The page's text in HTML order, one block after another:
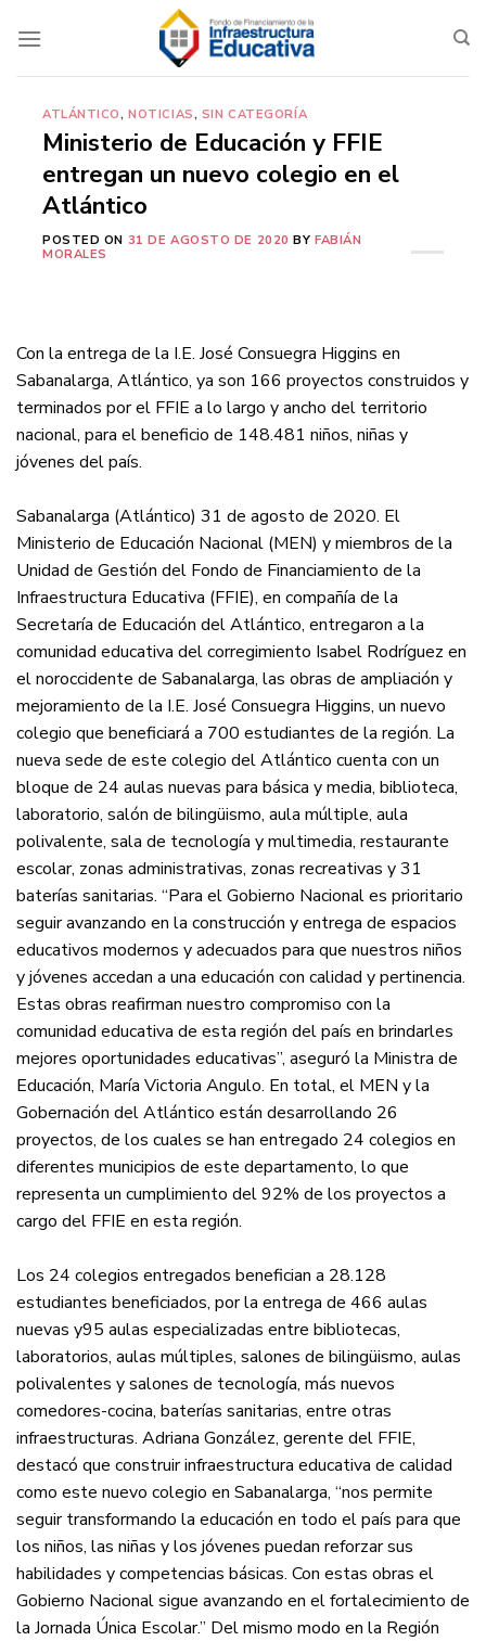
ATLÁNTICO,NOTICIAS, SIN CATEGORÍA
Ministerio de Educación y FFIE
entregan un nuevo colegio en el
Atlántico
POSTED ON 31 DE AGOSTO DE 2020 BYFABIÁN
MORALES
Con la entrega de la I.E. José Consuegra Higgins en
Sabanalarga, Atlántico, ya son 166 proyectos construidos y
terminados por el FFIE a lo largo y ancho del territorio
nacional, para el beneficio de 148.481 niños, niñas y
jóvenes del país.
Sabanalarga (Atlántico) 31 de agosto de 2020. El
Ministerio de Educación Nacional (MEN) y miembros de la
Unidad de Gestión del Fondo de Financiamiento de la
Infraestructura Educativa (FFIE), en compañía de la
Secretaría de Educación del Atlántico, entregaron a la
comunidad educativa del corregimiento Isabel Rodríguez en
el noroccidente de Sabanalarga, las obras de ampliación y
mejoramiento de la I.E. José Consuegra Higgins, un nuevo
colegio que beneficiará a 700 estudiantes de la región. La
nueva sede de este colegio del Atlántico cuenta con un
bloque de 24 aulas nuevas para básica y media, biblioteca,
laboratorio, salón de bilingüismo, aula múltiple, aula
polivalente, sala de tecnología y multimedia, restaurante
escolar, zonas administrativas, zonas recreativas y 31
baterías sanitarias. “Para el Gobierno Nacional es prioritario
seguir avanzando en la construcción y entrega de espacios
educativos modernos y adecuados para que nuestros niños
y jóvenes accedan a una educación con calidad y pertinencia.
Estas obras reafirman nuestro compromiso con la
comunidad educativa de esta región del país en brindarles
mejores oportunidades educativas”, aseguró la Ministra de
Educación, María Victoria Angulo. En total, el MEN y la
Gobernación del Atlántico están desarrollando 26
proyectos, de los cuales se han entregado 24 colegios en
diferentes municipios de este departamento, lo que
representa un cumplimiento del 92% de los proyectos a
cargo del FFIE en esta región.
Los 24 colegios entregados benefician a 28.128
estudiantes beneficiados, por la entrega de 466 aulas
nuevas y95 aulas especializadas entre bibliotecas,
laboratorios, aulas múltiples, salones de bilingüismo, aulas
polivalentes y salones de tecnología, más nuevos
comedores-cocina, baterías sanitarias, entre otras
infraestructuras. Adriana González, gerente del FFIE,
destacó que construir infraestructura educativa de calidad
como este nuevo colegio en Sabanalarga, “nos permite
seguir transformando la educación en todo el país para que
los niños, las niñas y los jóvenes puedan reforzar sus
habilidades y competencias básicas. Con estas obras el
Gobierno Nacional sigue avanzando en el fortalecimiento de
la Jornada Única Escolar.” Del mismo modo en la Región